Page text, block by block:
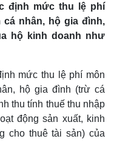
định mức thu lệ phí
nhân, hộ gia đình,
hộ kinh doanh như
mức thu lệ phí môn
hộ gia đình (trừ cá
thu tính thuế thu nhập
động sản xuất, kinh
cho thuê tài sản) của